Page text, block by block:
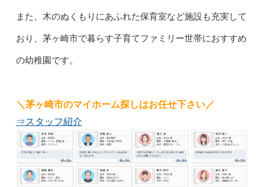
また、木のぬくもりにあふれた保育室など施設も充実して
おり、茅ヶ崎市で暮らす子育てファミリー世帯におすすめ
の幼稚園です。
＼茅ヶ崎市のマイホーム探しはお任せ下さい／
⇒スタッフ紹介